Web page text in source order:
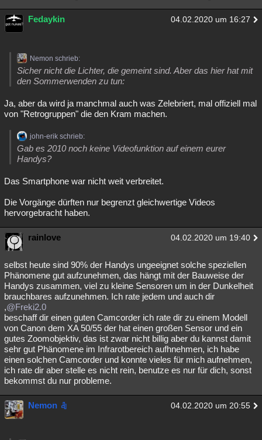
Fedaykin 04.02.2020 um 16:27
Nemon schrieb:
Sicher nicht die Lichter, die gemeint sind. Aber das hier hat mit
den Sommerwenden zu tun:
Ja, aber da wird ja manchmal auch was Zelebriert, mal offiziell mal
von "Retrogruppen" die den Kram machen.
john-erik schrieb:
Gab es 2010 noch keine Videofunktion auf einem eurer
Handys?
Das Smartphone war nicht weit verbreitet.
Die Vorgänge dürften nur begrenzt gleichwertige Videos
hervorgebracht haben.
rainlove 04.02.2020 um 19:40
selbst heute sind 90% der Handys ungeeignet solche speziellen
Phänomene gut aufzunehmen, das hängt mit der Bauweise der
Handys zusammen, viel zu kleine Sensoren um in der Dunkelheit
brauchbares aufzunehmen. Ich rate jedem und auch dir
,@Freki2.0
beschaff dir einen guten Camcorder ich rate dir zu einem Modell
von Canon dem XA 50/55 der hat einen großen Sensor und ein
gutes Zoomobjektiv, das ist zwar nicht billig aber du kannst damit
sehr gut Phänomene im Infrarotbereich aufhnehmen, ich habe
einen solchen Camcorder und konnte vieles für mich aufnehmen,
ich rate dir aber stelle es nicht rein, benutze es nur für dich, sonst
bekommst du nur probleme.
Nemon 04.02.2020 um 20:55